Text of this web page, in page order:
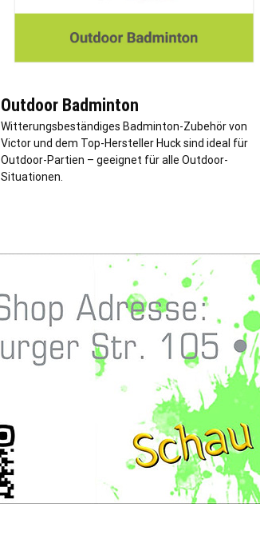
Outdoor Badminton
Witterungsbeständiges Badminton-Zubehör von
Victor und dem Top-Hersteller Huck sind ideal für
Outdoor-Partien – geeignet für alle Outdoor-
Situationen.